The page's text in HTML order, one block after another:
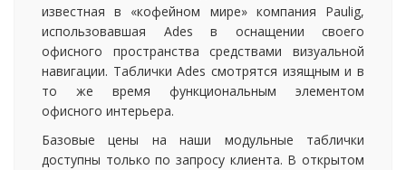
известная в «кофейном мире» компания Paulig,
использовавшая Ades в оснащении своего
офисного пространства средствами визуальной
навигации. Таблички Ades смотрятся изящным и в
то же время функциональным элементом
офисного интерьера.
Базовые цены на наши модульные таблички
доступны только по запросу клиента. В открытом